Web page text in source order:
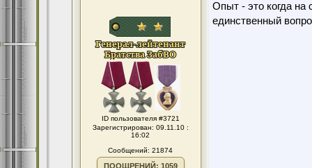
ID пользователя #3721
Зарегистрирован: 09.11.10 :
16:02
Сообщений: 21874
ПООЩРЕНИЙ: 1059
Опыт - это когда на
единственный